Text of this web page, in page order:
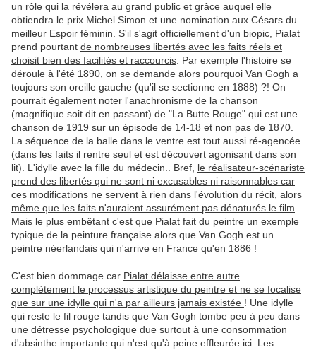
un rôle qui la révélera au grand public et grâce auquel elle
obtiendra le prix Michel Simon et une nomination aux Césars du
meilleur Espoir féminin. S'il s'agit officiellement d'un biopic, Pialat
prend pourtant de nombreuses libertés avec les faits réels et
choisit bien des facilités et raccourcis . Par exemple l'histoire se
déroule à l'été 1890, on se demande alors pourquoi Van Gogh a
toujours son oreille gauche (qu'il se sectionne en 1888) ?! On
pourrait également noter l'anachronisme de la chanson
(magnifique soit dit en passant) de "La Butte Rouge" qui est une
chanson de 1919 sur un épisode de 14-18 et non pas de 1870.
La séquence de la balle dans le ventre est tout aussi ré-agencée
(dans les faits il rentre seul et est découvert agonisant dans son
lit). L'idylle avec la fille du médecin.. Bref, le réalisateur-scénariste
prend des libertés qui ne sont ni excusables ni raisonnables car
ces modifications ne servent à rien dans l'évolution du récit, alors
même que les faits n'auraient assurément pas dénaturés le film
Mais le plus embêtant c'est que Pialat fait du peintre un exemple
typique de la peinture française alors que Van Gogh est un
peintre néerlandais qui n'arrive en France qu'en 1886 !
C'est bien dommage car Pialat délaisse entre autre
complètement le processus artistique du peintre et ne se focalise
que sur une idylle qui n'a par ailleurs jamais existée ! Une idylle
qui reste le fil rouge tandis que Van Gogh tombe peu à peu dans
une détresse psychologique due surtout à une consommation
d'absinthe importante qui n'est qu'à peine effleurée ici. Les